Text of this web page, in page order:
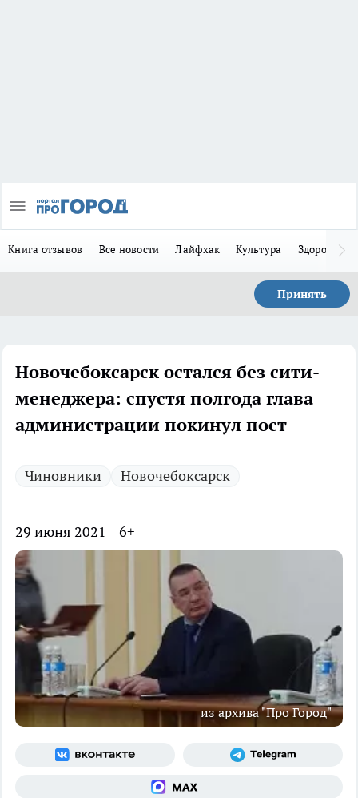
Книга отзывов Все новости Лайфхак Культура Здоровье
Принять
Новочебоксарск остался без сити-
менеджера: спустя полгода глава
администрации покинул пост
Чиновники Новочебоксарск
29 июня 2021 6+
из архива "Про Город"